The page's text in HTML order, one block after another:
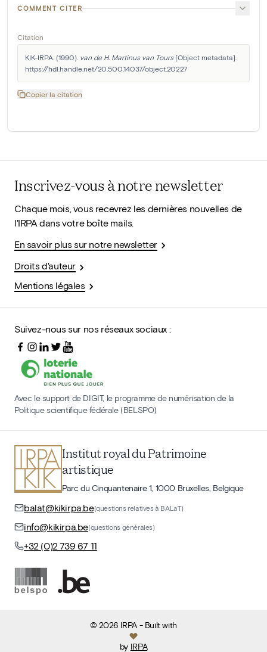
COMMENT CITER
Citation
KIK-IRPA. (1990). van de H. Martinus van Tours [Object metadata].
https://hdl.handle.net/20.500.14037/object.20227
Copier la citation
Inscrivez-vous à notre newsletter
Chaque mois, vous recevrez les dernières nouvelles de
l'IRPA dans votre boîte mails.
En savoir plus sur notre newsletter
Droits d'auteur
Mentions légales
Suivez-nous sur nos réseaux sociaux :
Avec le support de DIGIT, le programme de numérisation de la
Politique scientifique fédérale (BELSPO)
Institut royal du Patrimoine
artistique
Parc du Cinquantenaire 1, 1000 Bruxelles, Belgique
balat@kikirpa.be(questions relatives à BALaT)
info@kikirpa.be(questions générales)
+32 (0)2 739 67 11
©2026 IRPA- Built with
by IRPA